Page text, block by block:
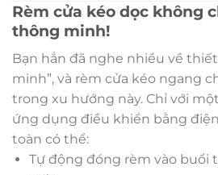
Rèm cửa kéo dọc không
thông minh!
Bạn hẳn đã nghe nhiều về
minh”, và rèm cửa kéo ngang
trong xu hướng này. Chỉ với
ứng dụng điều khiển bằng
toàn có thể:
Tự động đóng rèm vào buổi